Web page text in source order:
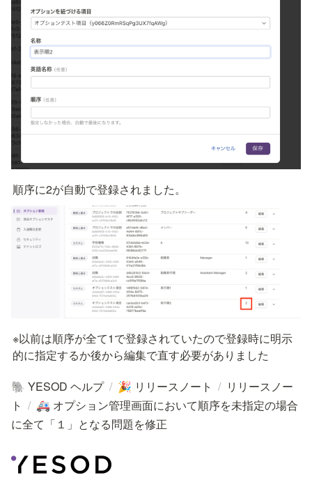
順序に2が自動で登録されました。
※以前は順序が全て1で登録されていたので登録時に明示
的に指定するか後から編集で直す必要がありました
🐘 YESOD ヘルプ / 🎉 リリースノート / リリースノー
ト / 🚑 オプション管理画面において順序を未指定の場合
に全て「１」となる問題を修正